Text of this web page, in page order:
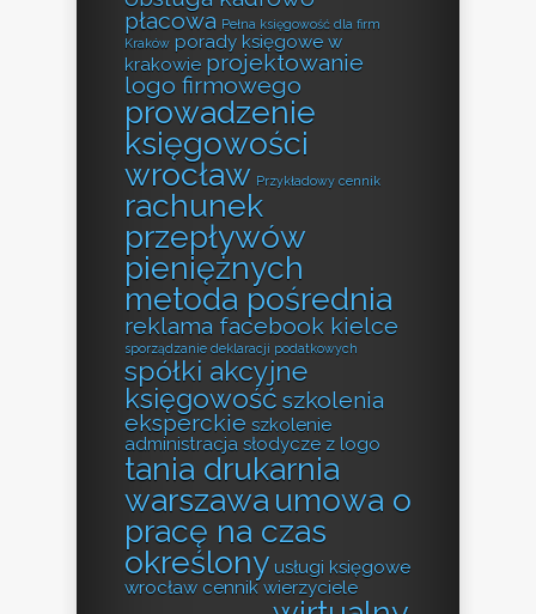
płacowa Pełna księgowość dla firm
Kraków porady księgowe w
krakowie projektowanie
logo firmowego
prowadzenie
księgowości
wrocław Przykładowy cennik
rachunek
przepływów
pieniężnych
metoda pośrednia
reklama facebook kielce
sporządzanie deklaracji podatkowych
spółki akcyjne
księgowość szkolenia
eksperckie szkolenie
administracja słodycze z logo
tania drukarnia
warszawa umowa o
pracę na czas
określony usługi księgowe
wrocław cennik wierzyciele